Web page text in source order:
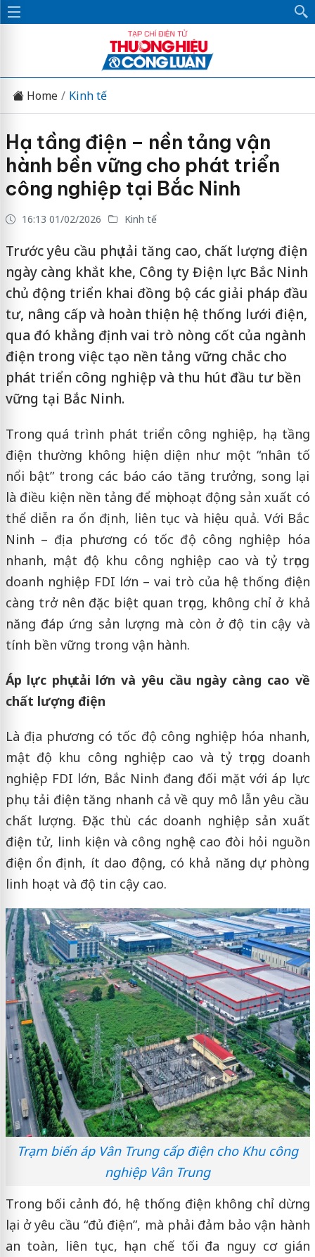
Home Kinh tế
Hạ tầng điện – nền tảng vận
hành bền vững cho phát triển
công nghiệp tại Bắc Ninh
16:13 01/02/2026 Kinh tế
Trước yêu cầu phụ tải tăng cao, chất lượng điện
ngày càng khắt khe, Công ty Điện lực Bắc Ninh
chủ động triển khai đồng bộ các giải pháp đầu
tư, nâng cấp và hoàn thiện hệ thống lưới điện,
qua đó khẳng định vai trò nòng cốt của ngành
điện trong việc tạo nền tảng vững chắc cho
phát triển công nghiệp và thu hút đầu tư bền
vững tại Bắc Ninh.
Trong quá trình phát triển công nghiệp, hạ tầng
điện thường không hiện diện như một “nhân tố
nổi bật” trong các báo cáo tăng trưởng, song lại
là điều kiện nền tảng để mọi hoạt động sản xuất có
thể diễn ra ổn định, liên tục và hiệu quả. Với Bắc
Ninh – địa phương có tốc độ công nghiệp hóa
nhanh, mật độ khu công nghiệp cao và tỷ trọng
doanh nghiệp FDI lớn – vai trò của hệ thống điện
càng trở nên đặc biệt quan trọng, không chỉ ở khả
năng đáp ứng sản lượng mà còn ở độ tin cậy và
tính bền vững trong vận hành.
Áp lực phụ tải lớn và yêu cầu ngày càng cao về
chất lượng điện
Là địa phương có tốc độ công nghiệp hóa nhanh,
mật độ khu công nghiệp cao và tỷ trọng doanh
nghiệp FDI lớn, Bắc Ninh đang đối mặt với áp lực
phụ tải điện tăng nhanh cả về quy mô lẫn yêu cầu
chất lượng. Đặc thù các doanh nghiệp sản xuất
điện tử, linh kiện và công nghệ cao đòi hỏi nguồn
điện ổn định, ít dao động, có khả năng dự phòng
linh hoạt và độ tin cậy cao.
Trạm biến áp Vân Trung cấp điện cho Khu công
nghiệp Vân Trung
Trong bối cảnh đó, hệ thống điện không chỉ dừng
lại ở yêu cầu “đủ điện”, mà phải đảm bảo vận hành
an toàn, liên tục, hạn chế tối đa nguy cơ gián